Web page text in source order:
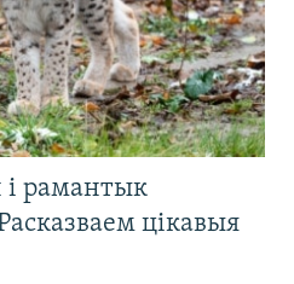
рамантык
цікавыя